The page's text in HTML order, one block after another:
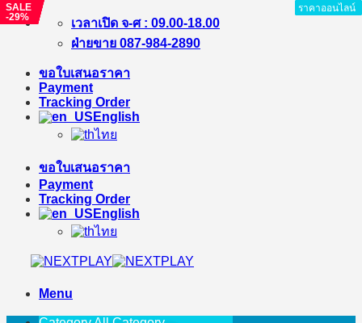
Skip
เวลาเปิด จ-ศ : 09.00-18.00
ฝ่ายขาย 087-984-2890
ขอใบเสนอราคา
Payment
Tracking Order
English
ไทย
ขอใบเสนอราคา
Payment
Tracking Order
English
ไทย
Menu
ราคาออนไลน์
SALE
-23%
ราคาออนไลน์
SALE
-20%
ราคาออนไลน์
ราคาออนไลน์
ราคาออนไลน์
SALE
-11%
ราคาออนไลน์
SALE
-13%
ราคาออนไลน์
SALE
-29%